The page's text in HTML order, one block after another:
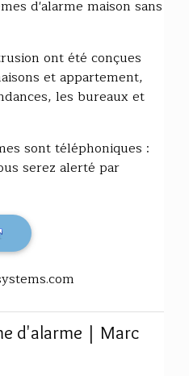
d'alarme maison sans
ont été conçues
et appartement,
les bureaux et
sont téléphoniques :
serez alerté par
d'alarme | Marc